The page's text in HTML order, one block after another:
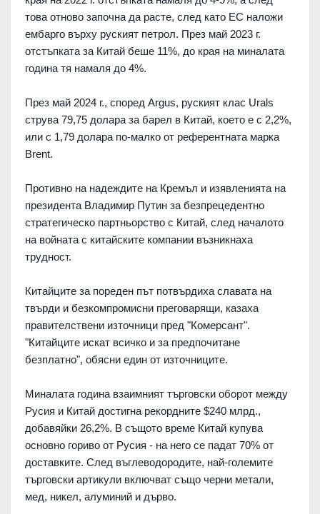
това отново започна да расте, след като ЕС наложи
ембарго върху руският петрол. През май 2023 г.
отстъпката за Китай беше 11%, до края на миналата
година тя намаля до 4%.
През май 2024 г., според Argus, руският клас Urals
струва 79,75 долара за барел в Китай, което е с 2,2%,
или с 1,79 долара по-малко от референтната марка
Brent.
Противно на надеждите на Кремъл и изявленията на
президента Владимир Путин за безпрецедентно
стратегическо партньорство с Китай, след началото
на войната с китайските компании възникнаха
трудност.
Китайците за пореден път потвърдиха славата на
твърди и безкомпромисни преговарящи, казаха
правителствени източници пред "Комерсант".
"Китайците искат всичко и за предпочитане
безплатно", обясни един от източниците.
Миналата година взаимният търговски оборот между
Русия и Китай достигна рекордните $240 млрд.,
добавяйки 26,2%. В същото време Китай купува
основно гориво от Русия - на него се падат 70% от
доставките. След въглеводородите, най-големите
търговски артикули включват също черни метали,
мед, никел, алуминий и дърво.